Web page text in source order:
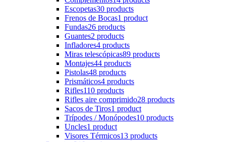
Escopetas30 products
Frenos de Bocas1 product
Fundas26 products
Guantes2 products
Infladores4 products
Miras telescópicas89 products
Montajes44 products
Pistolas48 products
Prismáticos4 products
Rifles110 products
Rifles aire comprimido28 products
Sacos de Tiros1 product
Trípodes / Monópodes10 products
Uncles1 product
Visores Térmicos13 products